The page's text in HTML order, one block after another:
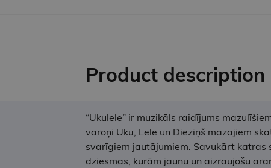
Product description
“Ukulele” ir muzikāls raidījums
varoņi Uku, Lele un Dieziņš mazajiem
svarīgiem jautājumiem. Savukārt katras
dziesmas, kurām jaunu un aizraujošu